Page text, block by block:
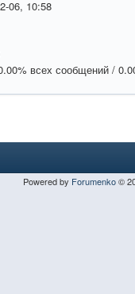
06, 10:58
всех сообщений /
Powered by Forumenko©